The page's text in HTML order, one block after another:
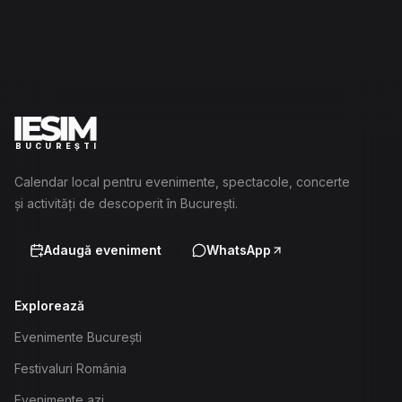
BUCUREȘTI
Calendar local pentru evenimente, spectacole, concerte
și activități de descoperit în București.
Adaugă eveniment WhatsApp
Explorează
Evenimente București
Festivaluri România